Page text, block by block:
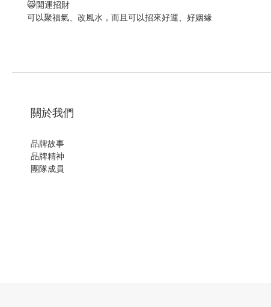
😸開運招財
可以聚福氣、改風水，而且可以招來好運、好姻緣
關於我們
品牌故事
品牌精神
團隊成員